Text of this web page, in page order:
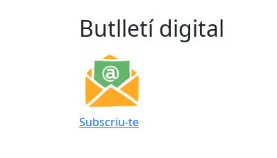
Butlletí digital
Subscriu-te